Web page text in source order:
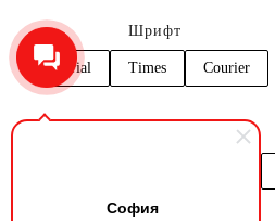
София
Шрифт
Arial Times Courier